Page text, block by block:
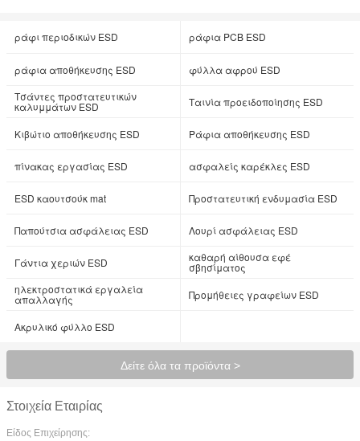
ράφι περιοδικών ESD ράφια PCB ESD
ράφια αποθήκευσης ESD
φύλλα αφρού ESD
Τσάντες προστατευτικών
καλυμμάτων ESD Ταινία προειδοποίησης ESD
Κιβώτιο αποθήκευσης ESD Ράφια αποθήκευσης ESD
πίνακας εργασίας ESD ασφαλείς καρέκλες ESD
ESD καουτσούκ mat Προστατευτική ενδυμασία ESD
Παπούτσια ασφάλειας ESD Λουρί ασφάλειας ESD
Γάντια χεριών ESD καθαρή αίθουσα εφέ
σβησίματος
ηλεκτροστατικά εργαλεία
απαλλαγής Προμήθειες γραφείων ESD
Ακρυλικό φύλλο ESD
Δείτε όλα τα προϊόντα >
Στοιχεία Εταιρίας
Είδος Επιχείρησης: